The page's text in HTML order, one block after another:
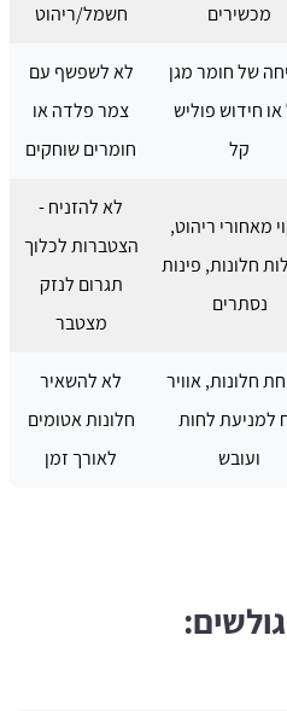
מכשירים
חשמל/ריהוט
של חומר מגן
חידוש פוליש
קל
לא לשפשף עם
צמר פלדה או
חומרים שוחקים
מאחורי ריהוט,
חלונות, פינות
נסתרים
לא להזניח -
הצטברות לכלוך
תגרום לנזק
מצטבר
חלונות, אוויר
למניעת לחות
ועובש
לא להשאיר
חלונות אטומים
לאורך זמן